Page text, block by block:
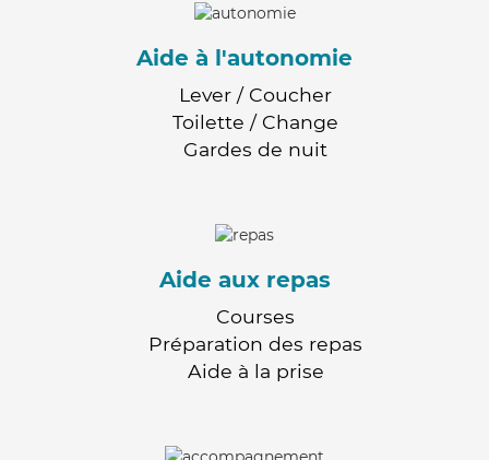
Aide à l'autonomie
Lever / Coucher
Toilette / Change
Gardes de nuit
Aide aux repas
Courses
Préparation des repas
Aide à la prise